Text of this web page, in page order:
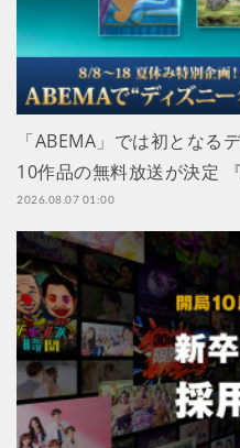
「ABEMA」では初となる
10作品の無料放送が決定
2026.08.07 01:00